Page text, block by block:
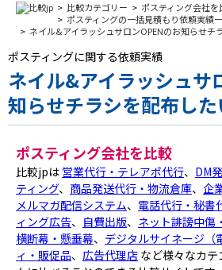
比較カテゴリー
ポスティング会社を
ポスティングの一括見積もり依頼実績
ネイル&アイラッシュサロンOPENのお知らせチ
ポスティングに関する依頼実績
ネイル&アイラッシュサ
知らせチラシを配布した
ポスティング会社を比較
比較jpは 営業代行・テレアポ代行、 DM
ティング、 商品発送代行・物流倉庫、 企
メルマガ配信システム、 電話代行・秘書
ィング広告、 自費出版、 ネット誹謗中傷
横断幕・懸垂幕、 デジタルサイネージ（
ィ・販促品、 広告代理店 など様々なカ